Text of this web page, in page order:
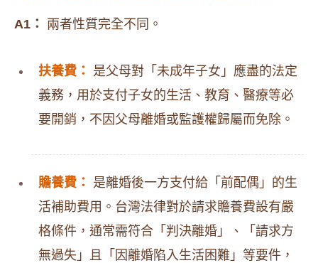
A1： 兩者性質完全不同。
扶養費：
是父母對「未成年子女」應盡的法定
義務，用於支付子女的生活、教育、醫療等必
要開銷，不因父母離婚或監護權歸屬而免除。
贍養費：
是離婚後一方支付給「前配偶」的生
活補助費用。台灣法律對於請求贍養費設有嚴
格條件，通常需符合「判決離婚」、「請求方
無過失」且「因離婚陷入生活困難」等要件，